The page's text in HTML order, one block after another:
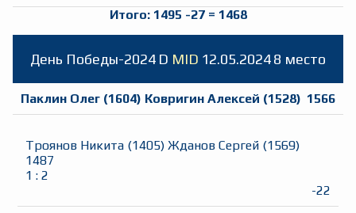
Итого: 1495 -27= 1468
День Победы-2024 D MID 12.05.20248 место
Паклин Олег (1604) Ковригин Алексей (1528) 1566
Троянов Никита (1405) Жданов Сергей (1569)
1487
1 : 2
-22